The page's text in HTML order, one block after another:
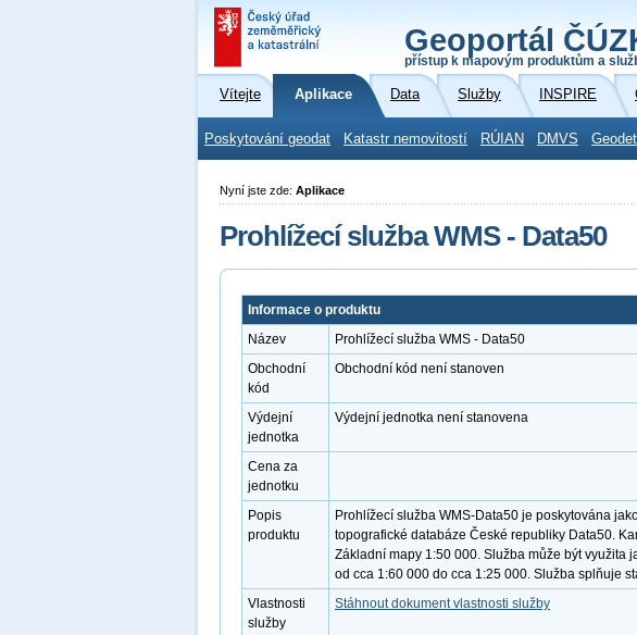
Geoportál
přístup k mapovým produktům a
Vítejte Aplikace Data Služby INSPIRE
Poskytování geodat Katastr nemovitostí RÚIAN DMVS
Nyní jste zde: Aplikace
Prohlížecí služba WMS - Data50
Informace o produktu
Název
Prohlížecí služba WMS - Data50
Obchodní
kód
Obchodní kód není stanoven
Výdejní
jednotka
Výdejní jednotka není stanovena
Cena za
jednotku
Popis
produktu
Prohlížecí služba WMS-Data50 je poskytována
topografické databáze České republiky Data50.
Základní mapy 1:50 000. Služba může být využita
od cca 1:60 000 do cca 1:25 000. Služba splňuje
Vlastnosti
služby
Stáhnout dokument vlastnosti služby